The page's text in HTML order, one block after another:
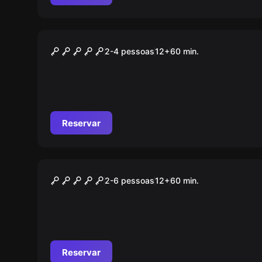
Missão Explosiva
2-4 pessoas12+60 min.
Reservar
Prison Robbery
2-6 pessoas12+60 min.
Reservar